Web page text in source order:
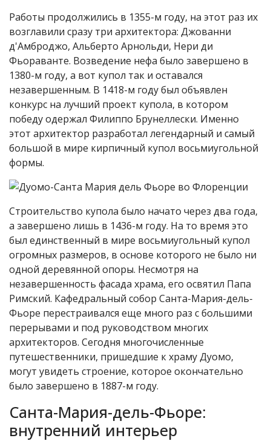
Работы продолжились в 1355-м году, на этот раз их
возглавили сразу три архитектора: Джованни
д'Амброджо, Альберто Арнольди, Нери ди
Фьораванте. Возведение нефа было завершено в
1380-м году, а вот купол так и оставался
незавершенным. В 1418-м году был объявлен
конкурс на лучший проект купола, в котором
победу одержал Филиппо Брунеллески. Именно
этот архитектор разработал легендарный и самый
большой в мире кирпичный купол восьмиугольной
формы.
Строительство купола было начато через два года,
а завершено лишь в 1436-м году. На то время это
был единственный в мире восьмиугольный купол
огромных размеров, в основе которого не было ни
одной деревянной опоры. Несмотря на
незавершенность фасада храма, его освятил Папа
Римский. Кафедральный собор Санта-Мария-дель-
Фьоре перестраивался еще много раз с большими
перерывами и под руководством многих
архитекторов. Сегодня многочисленные
путешественники, пришедшие к храму Дуомо,
могут увидеть строение, которое окончательно
было завершено в 1887-м году.
Санта-Мария-дель-Фьоре:
внутренний интерьер